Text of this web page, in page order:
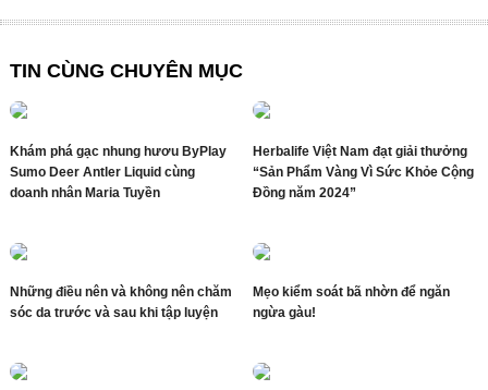
TIN CÙNG CHUYÊN MỤC
Khám phá gạc nhung hươu ByPlay
Sumo Deer Antler Liquid cùng
doanh nhân Maria Tuyền
Herbalife Việt Nam đạt giải thưởng
“Sản Phẩm Vàng Vì Sức Khỏe Cộng
Đồng năm 2024”
Những điều nên và không nên chăm
sóc da trước và sau khi tập luyện
Mẹo kiểm soát bã nhờn để ngăn
ngừa gàu!